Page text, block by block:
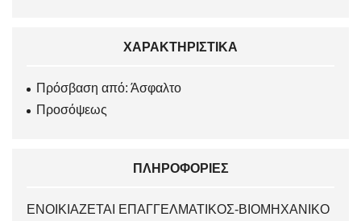
ΧΑΡΑΚΤΗΡΙΣΤΙΚΆ
Πρόσβαση από: Άσφαλτο
Προσόψεως
ΠΛΗΡΟΦΟΡΊΕΣ
ΕΝΟΙΚΙΑΖΕΤΑΙ ΕΠΑΓΓΕΛΜΑΤΙΚΟΣ-ΒΙΟΜΗΧΑΝΙΚΟ